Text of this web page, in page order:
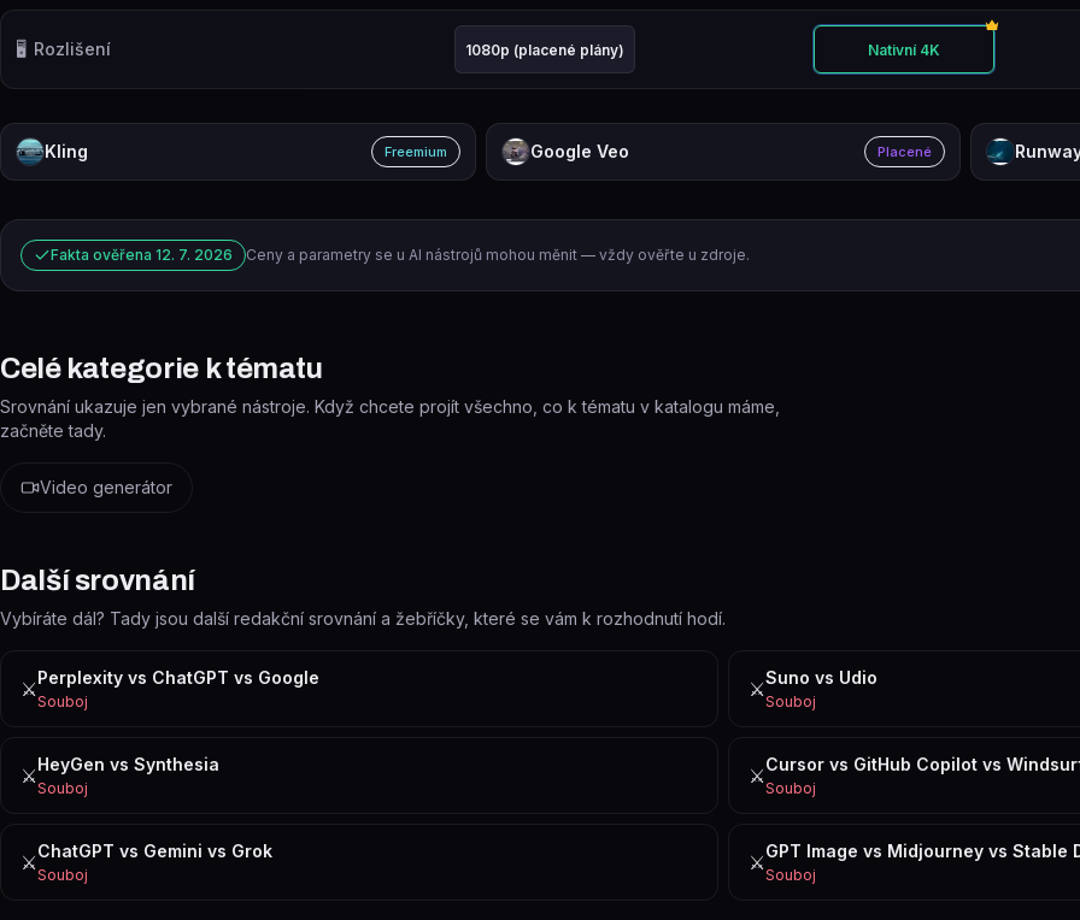
🖥️ Rozlišení
Hodnocení: dobré
1080p (placené plány)
Hodnocení: výborné
Vítěz v tomto
Nativní 4K
Kling Freemium Google Veo Placené
Fakta ověřena 12. 7. 2026 Ceny a parametry se u AI nástrojů mohou měnit — vždy ověřte u zdroje.
Celé kategorie k tématu
Srovnání ukazuje jen vybrané nástroje. Když chcete projít všechno, co k tématu v katalogu máme,
začněte tady.
Video generátor
Další srovnání
Vybíráte dál? Tady jsou další redakční srovnání a žebříčky, které se vám k rozhodnutí hodí.
⚔️Perplexity vs ChatGPT vs Google
Souboj
⚔️Suno vs Udio
Souboj
⚔️HeyGen vs Synthesia
Souboj
⚔️Cursor vs GitHub Copilot vs
Souboj
⚔️ChatGPT vs Gemini vs Grok
Souboj
⚔️GPT Image vs Midjourney vs Stable
Souboj